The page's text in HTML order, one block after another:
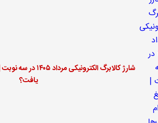
شارژ کالابرگ
یافت؟